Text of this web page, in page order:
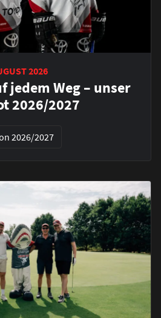
2026
jedem Weg – unser
2026/2027
2026/2027